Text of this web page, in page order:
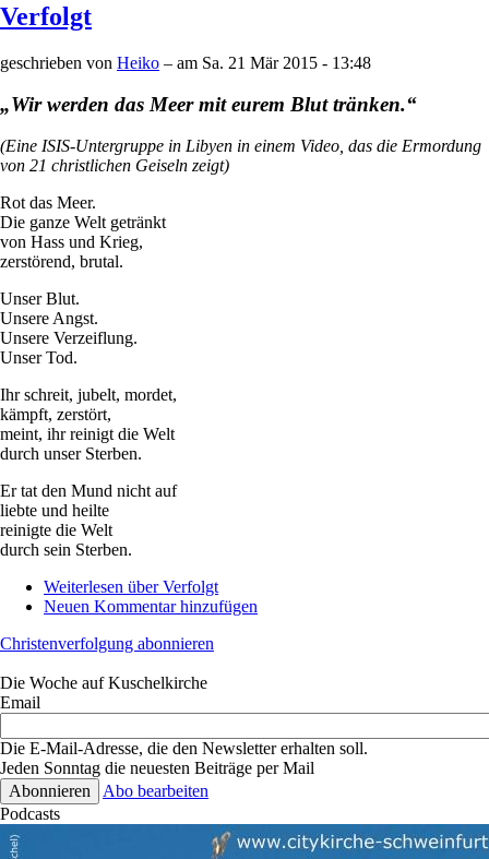
Verfolgt
geschrieben von Heiko – am Sa. 21 Mär 2015 - 13:48
„Wir werden das Meer mit eurem Blut tränken.“
(Eine ISIS-Untergruppe in Libyen in einem Video, das die Ermordung
von 21 christlichen Geiseln zeigt)
Rot das Meer.
Die ganze Welt getränkt
von Hass und Krieg,
zerstörend, brutal.
Unser Blut.
Unsere Angst.
Unsere Verzeiflung.
Unser Tod.
Ihr schreit, jubelt, mordet,
kämpft, zerstört,
meint, ihr reinigt die Welt
durch unser Sterben.
Er tat den Mund nicht auf
liebte und heilte
reinigte die Welt
durch sein Sterben.
Weiterlesen über Verfolgt
Neuen Kommentar hinzufügen
Christenverfolgung abonnieren
Die Woche auf Kuschelkirche
Email
Die E-Mail-Adresse, die den Newsletter erhalten soll.
Jeden Sonntag die neuesten Beiträge per Mail
Abo bearbeiten
Podcasts